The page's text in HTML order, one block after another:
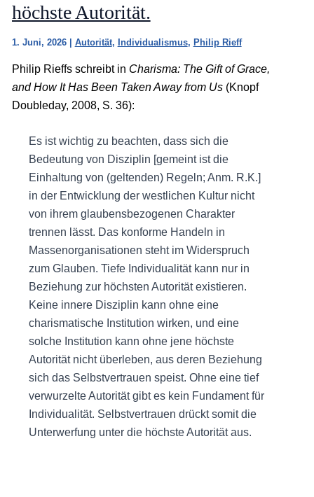
höchste Autorität.
1. Juni, 2026 | Autorität, Individualismus, Philip Rieff
Philip Rieffs schreibt in Charisma: The Gift of Grace,
and How It Has Been Taken Away from Us(Knopf
Doubleday, 2008, S. 36):
Es ist wichtig zu beachten, dass sich die
Bedeutung von Disziplin [gemeint ist die
Einhaltung von (geltenden) Regeln; Anm. R.K.]
in der Entwicklung der westlichen Kultur nicht
von ihrem glaubensbezogenen Charakter
trennen lässt. Das konforme Handeln in
Massenorganisationen steht im Widerspruch
zum Glauben. Tiefe Individualität kann nur in
Beziehung zur höchsten Autorität existieren.
Keine innere Disziplin kann ohne eine
charismatische Institution wirken, und eine
solche Institution kann ohne jene höchste
Autorität nicht überleben, aus deren Beziehung
sich das Selbstvertrauen speist. Ohne eine tief
verwurzelte Autorität gibt es kein Fundament für
Individualität. Selbstvertrauen drückt somit die
Unterwerfung unter die höchste Autorität aus.